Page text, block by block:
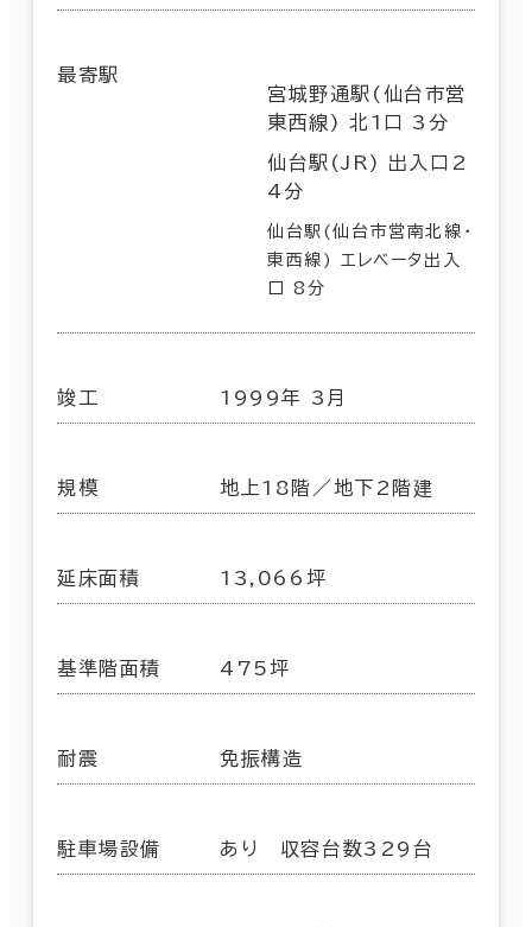
最寄駅
宮城野通駅(仙台市営
東西線) 北1口 3分
仙台駅(JR) 出入口2
4分
仙台駅(仙台市営南北線･
東西線) エレベータ出入
口 8分
竣工 1999年 3月
規模 地上18階／地下2階建
延床面積 13,066坪
基準階面積 475坪
耐震 免振構造
駐車場設備 あり 収容台数329台